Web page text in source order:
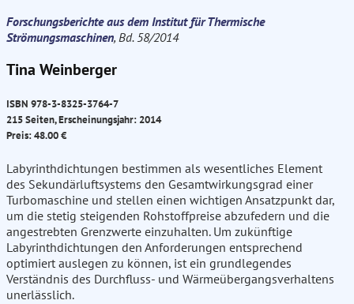
Forschungsberichte aus dem Institut für Thermische
Strömungsmaschinen, Bd. 58/2014
Tina Weinberger
ISBN 978-3-8325-3764-7
215 Seiten, Erscheinungsjahr: 2014
Preis: 48.00 €
Labyrinthdichtungen bestimmen als wesentliches Element
des Sekundärluftsystems den Gesamtwirkungsgrad einer
Turbomaschine und stellen einen wichtigen Ansatzpunkt dar,
um die stetig steigenden Rohstoffpreise abzufedern und die
angestrebten Grenzwerte einzuhalten. Um zukünftige
Labyrinthdichtungen den Anforderungen entsprechend
optimiert auslegen zu können, ist ein grundlegendes
Verständnis des Durchfluss- und Wärmeübergangsverhaltens
unerlässlich.